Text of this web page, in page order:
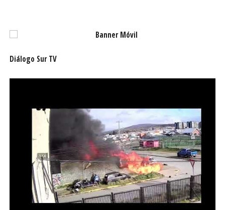
Diálogo Sur TV